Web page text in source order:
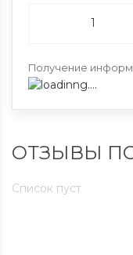
Получение
ОТЗЫВЫ
Список пуст